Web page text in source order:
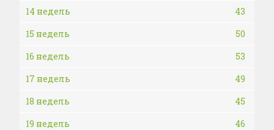
14 недель
43
15 недель
50
16 недель
53
17 недель
49
18 недель
45
19 недель
46